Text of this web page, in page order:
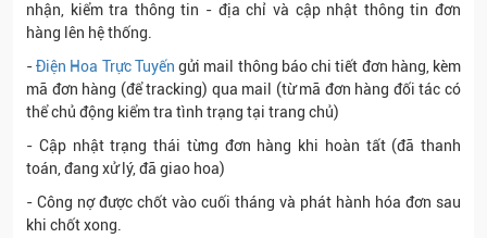
nhận, kiểm tra thông tin - địa chỉ và cập nhật thông tin đơn
hàng lên hệ thống.
- Điện Hoa Trực Tuyến gửi mail thông báo chi tiết đơn hàng, kèm
mã đơn hàng (để tracking) qua mail (từ mã đơn hàng đối tác có
thể chủ động kiểm tra tình trạng tại trang chủ)
- Cập nhật trạng thái từng đơn hàng khi hoàn tất (đã thanh
toán, đang xử lý, đã giao hoa)
- Công nợ được chốt vào cuối tháng và phát hành hóa đơn sau
khi chốt xong.